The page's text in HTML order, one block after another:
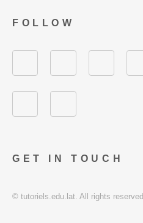
GET IN TOUCH
FOLLOW
© tutoriels.edu.lat. All rights reserved